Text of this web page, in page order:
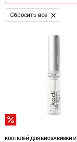
Сбросить все
KODI КЛЕЙ ДЛЯ БИОЗАВИВКИ И